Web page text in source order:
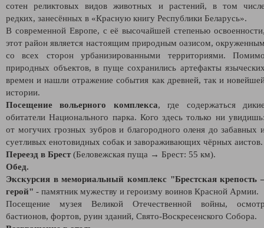
сотен реликтовых видов животных и растений, в том
редких, занесённых в «Красную книгу Республики Беларусь».
В современной Европе, с её высочайшей степенью
этот район является настоящим природным оазисом,
со всех сторон урбанизированными территориями.
природных объектов, в пуще сохранились артефакты
времен и нашли отражение события как древней, так и
истории.
Посещение вольерного комплекса, где содержаться
обитатели Национального парка. Кого здесь только ни
от могучих грозных зубров и благородного оленя до забавных
суетливых енотовидных собак и завораживающих чёрных аистов.
Переезд в Брест(Беловежская пуща → Брест: 55 км).
Обед.
Экскурсия в мемориальный комплекс "Брестская крепость
герой" - памятник мужеству и героизму воинов Красной Армии.
Посещение музея Великой Отечественной войны,
бастионов, фортов, руин зданий, Свято-Воскресенского Собора.